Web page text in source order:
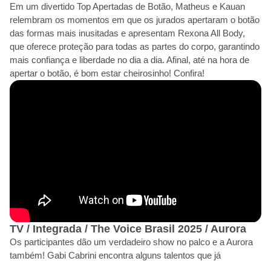
Em um divertido Top Apertadas de Botão, Matheus e Kauan
relembram os momentos em que os jurados apertaram o botão
das formas mais inusitadas e apresentam Rexona All Body,
que oferece proteção para todas as partes do corpo, garantindo
mais confiança e liberdade no dia a dia. Afinal, até na hora de
apertar o botão, é bom estar cheirosinho! Confira!
TV / Integrada / The Voice Brasil 2025 / Aurora
Os participantes dão um verdadeiro show no palco e a Aurora
também! Gabi Cabrini encontra alguns talentos que já